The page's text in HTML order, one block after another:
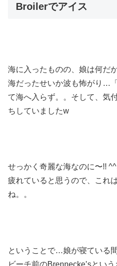
Broilerでアイス
海に入ったものの、娘は何だ
海だったせいか波も怖がり…
て海へ入らず。。そして、気
ちしていましたw
せっかく奇麗な海なのに〜!!
疲れていると思うので、これ
ね。。
ということで…娘が寝ている
ビーチ前のBrennecke’sとい